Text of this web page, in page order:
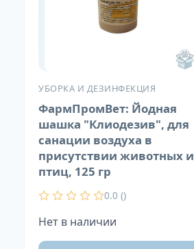
УБОРКА И ДЕЗИНФЕКЦИЯ
ФармПромВет: Йодная
шашка "Клиодезив", для
санации воздуха в
присутствии животных и
птиц, 125 гр
0.0 ()
Нет в наличии